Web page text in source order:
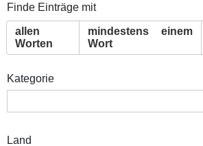
Finde Einträge mit
allen
Worten
mindestens einem
Wort
Kategorie
Land